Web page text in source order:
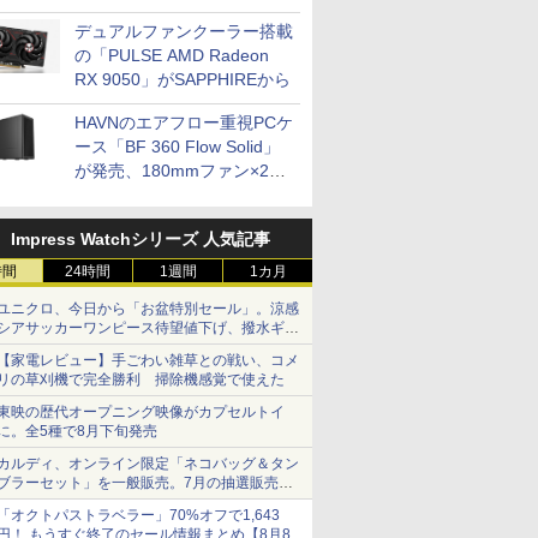
開発
デュアルファンクーラー搭載
の「PULSE AMD Radeon
RX 9050」がSAPPHIREから
HAVNのエアフロー重視PCケ
ース「BF 360 Flow Solid」
が発売、180mmファン×2搭
Impress Watchシリーズ 人気記事
24時間 1週間 1カ月
ニクロ、今日から「お盆特別セール」。涼感
アサッカーワンピース待望値下げ、撥水ギア
ョーツは1990円に
家電レビュー】手ごわい雑草との戦い、コメ
の草刈機で完全勝利 掃除機感覚で使えた
映の歴代オープニング映像がカプセルトイ
。全5種で8月下旬発売
ルディ、オンライン限定「ネコバッグ＆タン
ラーセット」を一般販売。7月の抽選販売の
選無効分
オクトパストラベラー」70%オフで1,643
！ もうすぐ終了のセール情報まとめ【8月8日